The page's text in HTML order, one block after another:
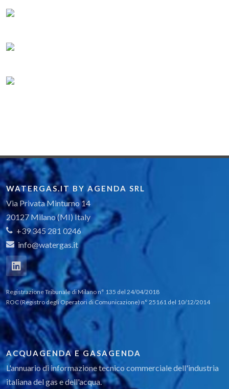
WATERGAS.IT BY AGENDA SRL
Via Privata Minturno 14
20127 Milano (MI) Italy
+39 345 281 0246
info@watergas.it
Registrazione Tribunale di Milano n° 135 del 24/04/2018
ROC (Registro degli Operatori di Comunicazione) n° 25161 del 10/12/2014
ACQUAGENDA E GASAGENDA
L'annuario di informazione tecnico commerciale dell'industria
italiana del gas e dell'acqua.